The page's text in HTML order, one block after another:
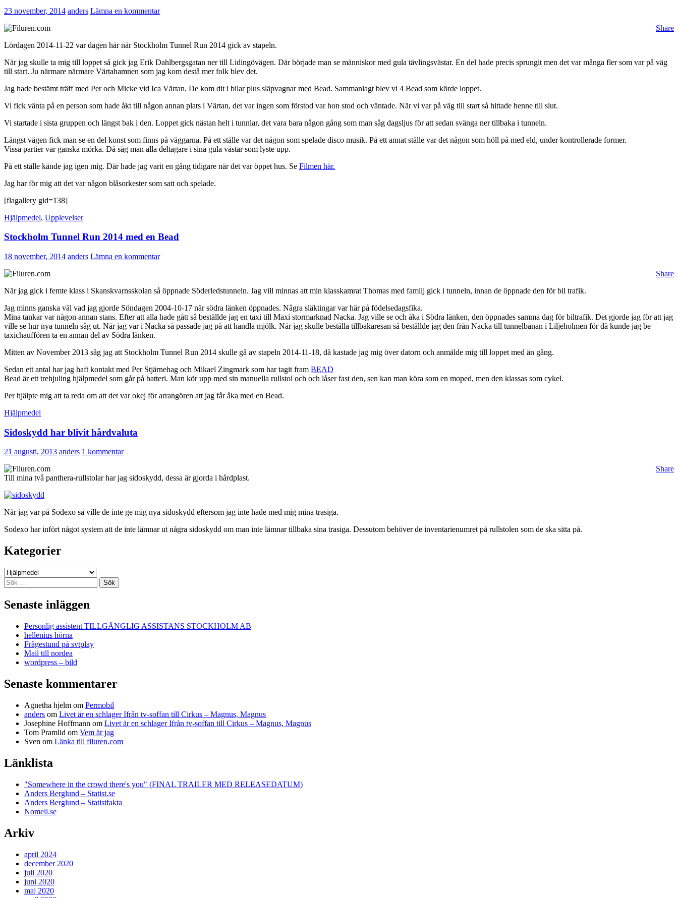
23 november, 2014 anders Lämna en kommentar
Share
Lördagen 2014-11-22 var dagen här när Stockholm Tunnel Run 2014 gick av stapeln.
När jag skulle ta mig till loppet så gick jag Erik Dahlbergsgatan ner till Lidingövägen. Där började man se människor med gula tävlingsvästar. En del hade precis sprungit men det var många fler som var på väg
till start. Ju närmare närmare Värtahamnen som jag kom destå mer folk blev det.
Jag hade bestämt träff med Per och Micke vid Ica Värtan. De kom dit i bilar plus släpvagnar med Bead. Sammanlagt blev vi 4 Bead som körde loppet.
Vi fick vänta på en person som hade åkt till någon annan plats i Värtan, det var ingen som förstod var hon stod och väntade. När vi var på väg till start så hittade henne till slut.
Vi startade i sista gruppen och längst bak i den. Loppet gick nästan helt i tunnlar, det vara bara någon gång som man såg dagsljus för att sedan svänga ner tillbaka i tunneln.
Längst vägen fick man se en del konst som finns på väggarna. På ett ställe var det någon som spelade disco musik. På ett annat ställe var det någon som höll på med eld, under kontrollerade former.
Vissa partier var ganska mörka. Då såg man alla deltagare i sina gula västar som lyste upp.
På ett ställe kände jag igen mig. Där hade jag varit en gång tidigare när det var öppet hus. Se Filmen här.
Jag har för mig att det var någon blåsorkester som satt och spelade.
[flagallery gid=138]
Hjälpmedel, Upplevelser
Stockholm Tunnel Run 2014 med en Bead
18 november, 2014 anders Lämna en kommentar
Share
När jag gick i femte klass i Skanskvarnsskolan så öppnade Söderledstunneln. Jag vill minnas att min klasskamrat Thomas med familj gick i tunneln, innan de öppnade den för bil trafik.
Jag minns ganska väl vad jag gjorde Söndagen 2004-10-17 när södra länken öppnades. Några släktingar var här på födelsedagsfika.
Mina tankar var någon annan stans. Efter att alla hade gått så beställde jag en taxi till Maxi stormarknad Nacka. Jag ville se och åka i Södra länken, den öppnades samma dag för biltrafik. Det gjorde jag för att jag
ville se hur nya tunneln såg ut. När jag var i Nacka så passade jag på att handla mjölk. När jag skulle beställa tillbakaresan så beställde jag den från Nacka till tunnelbanan i Liljeholmen för då kunde jag be
taxichauffören ta en annan del av Södra länken.
Mitten av November 2013 såg jag att Stockholm Tunnel Run 2014 skulle gå av stapeln 2014-11-18, då kastade jag mig över datorn och anmälde mig till loppet med än gång.
Sedan ett antal har jag haft kontakt med Per Stjärnehag och Mikael Zingmark som har tagit fram BEAD
Bead är ett trehjuling hjälpmedel som går på batteri. Man kör upp med sin manuella rullstol och och låser fast den, sen kan man köra som en moped, men den klassas som cykel.
Per hjälpte mig att ta reda om att det var okej för arrangören att jag får åka med en Bead.
Hjälpmedel
Sidoskydd har blivit hårdvaluta
21 augusti, 2013 anders 1 kommentar
Share
Till mina två panthera-rullstolar har jag sidoskydd, dessa är gjorda i hårdplast.
När jag var på Sodexo så ville de inte ge mig nya sidoskydd eftersom jag inte hade med mig mina trasiga.
Sodexo har infört något system att de inte lämnar ut några sidoskydd om man inte lämnar tillbaka sina trasiga. Dessutom behöver de inventarienumret på rullstolen som de ska sitta på.
Kategorier
Kategorier
Sök
efter:
Senaste inläggen
Personlig assistent TILLGÄNGLIG ASSISTANS STOCKHOLM AB
hellenius hörna
Frågestund på svtplay
Mail till nordea
wordpress – bild
Senaste kommentarer
Agnetha hjelm om Permobil
anders om Livet är en schlager Ifrån tv-soffan till Cirkus – Magnus, Magnus
Josephine Hoffmann om Livet är en schlager Ifrån tv-soffan till Cirkus – Magnus, Magnus
Tom Pramlid om Vem är jag
Sven om Länka till filuren.com
Länklista
"Somewhere in the crowd there's you" (FINAL TRAILER MED RELEASEDATUM)
Anders Berglund – Statist.se
Anders Berglund – Statistfakta
Nomell.se
Arkiv
april 2024
december 2020
juli 2020
juni 2020
maj 2020